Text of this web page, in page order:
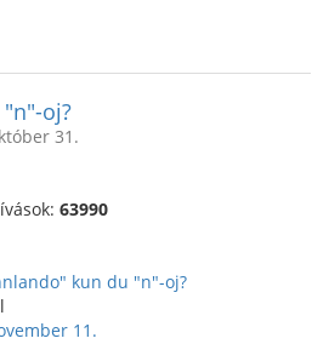
oj?
31.
63990
kun du "n"-oj?
11.